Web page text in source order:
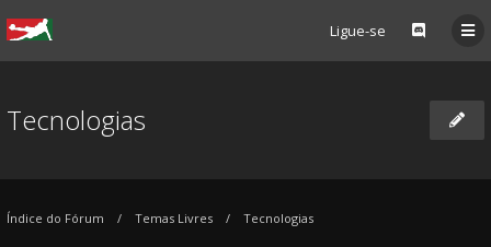
Ligue-se
Tecnologias
Índice do Fórum Temas Livres Tecnologias